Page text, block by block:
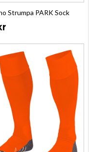
Strumpa PARK Sock